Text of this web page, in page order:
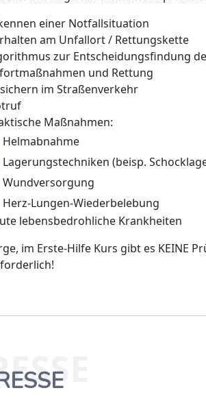
einer Notfallsituation
am Unfallort / Rettungskette
zur Entscheidungsfindung
und Rettung
im Straßenverkehr
Maßnahmen:
Helmabnahme
Lagerungstechniken (beisp.
Wundversorgung
Herz-Lungen-Wiederbelebung
lebensbedrohliche Krankheiten
im Erste-Hilfe Kurs gibt es KEINE